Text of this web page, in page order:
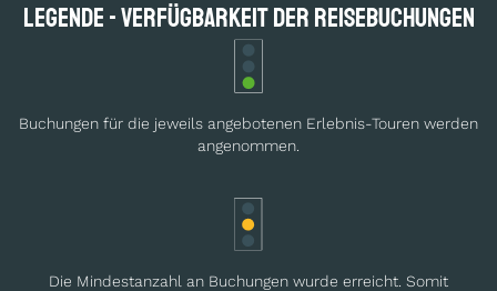
Legende - Verfügbarkeit der Reisebuchungen
Buchungen für die jeweils angebotenen Erlebnis-Touren werden
angenommen.
Die Mindestanzahl an Buchungen wurde erreicht. Somit